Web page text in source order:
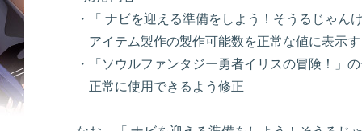
・「 ナビを迎える準備をしよう！そうるじゃん
アイテム製作の製作可能数を正常な値に表示
・「ソウルファンタジー勇者イリスの冒険！」
正常に使用できるよう修正